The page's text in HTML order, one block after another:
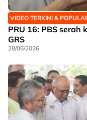
VIDEO TERKINI &
PRU 16: PBS
GRS
28/06/2026